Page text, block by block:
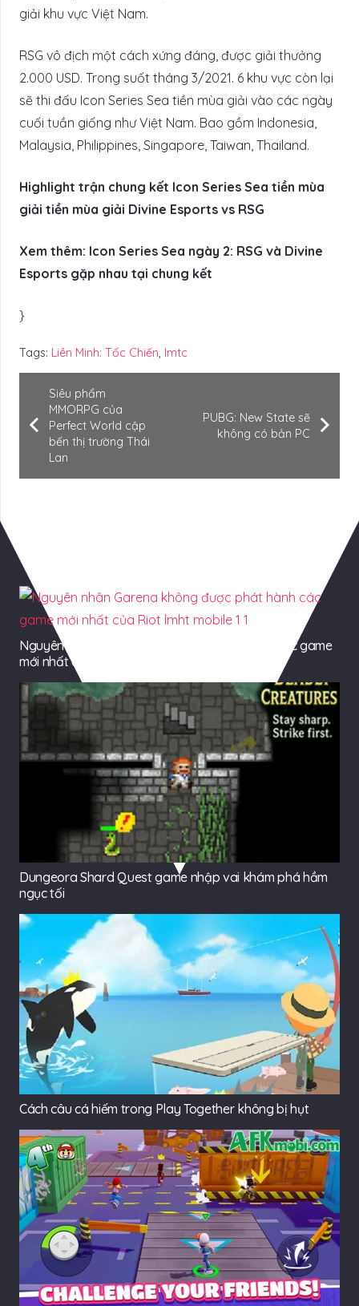
giải khu vực Việt Nam.
RSG vô địch một cách xứng đáng, được giải thưởng
2.000 USD. Trong suốt tháng 3/2021. 6 khu vực còn lại
sẽ thi đấu Icon Series Sea tiền mùa giải vào các ngày
cuối tuần giống như Việt Nam. Bao gồm Indonesia,
Malaysia, Philippines, Singapore, Taiwan, Thailand.
Highlight trận chung kết Icon Series Sea tiền mùa
giải tiền mùa giải Divine Esports vs RSG
Xem thêm: Icon Series Sea ngày 2: RSG và Divine
Esports gặp nhau tại chung kết
}
Tags: Liên Minh: Tốc Chiến, lmtc
Siêu phẩm
MMORPG của
Perfect World cập
bến thị trường Thái
Lan
PUBG: New State sẽ
không có bản PC
Nguyên nhân Garena không được phát hành các game
mới nhất của Riot
Dungeora Shard Quest game nhập vai khám phá hầm
ngục tối
Cách câu cá hiếm trong Play Together không bị hụt